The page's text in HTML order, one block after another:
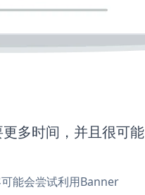
多时间，并且很可能
能会尝试利用Banner